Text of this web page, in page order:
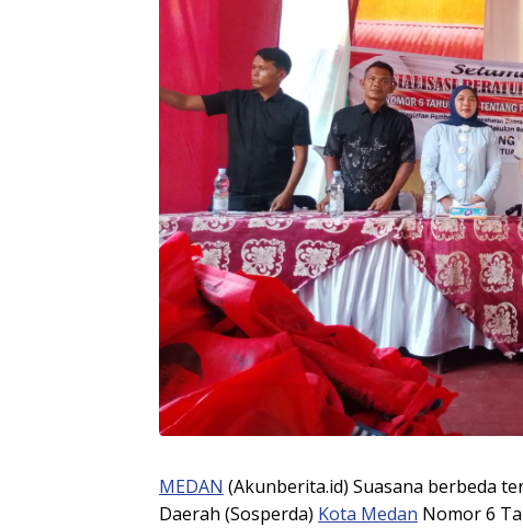
MEDAN (Akunberita.id) Suasana berbeda
Daerah (Sosperda) Kota Medan Nomor 6